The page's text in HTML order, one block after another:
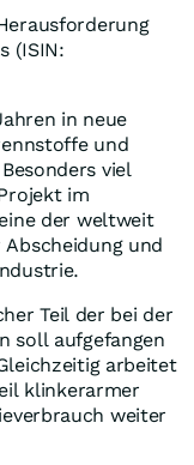
(ISIN:
in neue
und
viel
im
der weltweit
und
Teil der bei der
soll aufgefangen
arbeitet
klinkerarmer
weiter